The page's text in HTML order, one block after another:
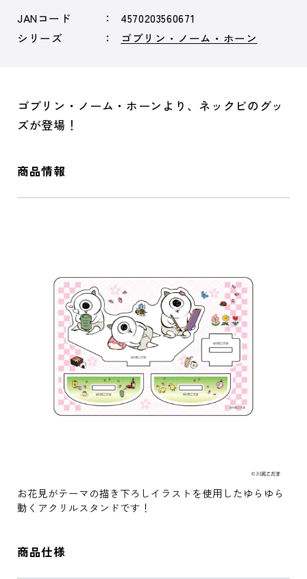
JANコード
4570203560671
シリーズ
ゴブリン・ノーム・ホーン
ゴブリン・ノーム・ホーンより、ネックビのグッ
ズが登場！
商品情報
お花見がテーマの描き下ろしイラストを使用したゆらゆら
動くアクリルスタンドです！
商品仕様